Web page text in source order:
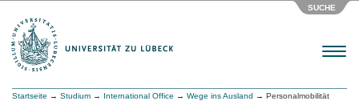
SUCHE
Menu
Startseite → Studium → International Office → Wege ins Ausland → Personalmobilität